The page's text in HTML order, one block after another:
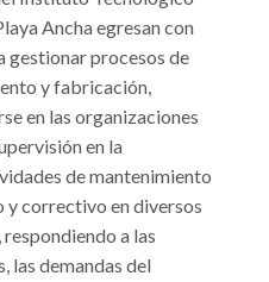
Ancha egresan con
gestionar procesos de
y fabricación,
en las organizaciones
en la
de mantenimiento
correctivo en diversos
a las
las demandas del